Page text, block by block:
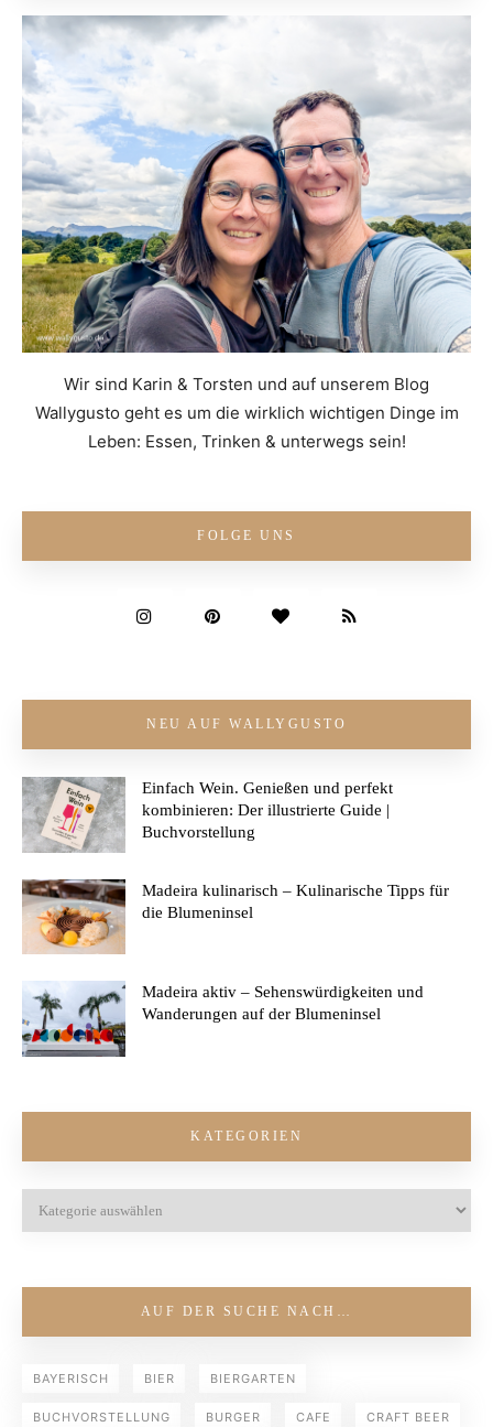
Wir sind Karin & Torsten und auf unserem Blog
Wallygusto geht es um die wirklich wichtigen Dinge im
Leben: Essen, Trinken & unterwegs sein!
FOLGE UNS
NEU AUF WALLYGUSTO
Einfach Wein. Genießen und perfekt
kombinieren: Der illustrierte Guide |
Buchvorstellung
Madeira kulinarisch – Kulinarische Tipps für
die Blumeninsel
Madeira aktiv – Sehenswürdigkeiten und
Wanderungen auf der Blumeninsel
KATEGORIEN
AUF DER SUCHE NACH…
BAYERISCH BIER BIERGARTEN
BUCHVORSTELLUNG BURGER CAFE CRAFT BEER